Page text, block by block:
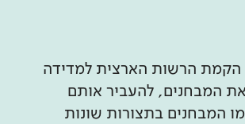
הקמת הרשות הארצית למדידה
החלה הרשות לפתח את המבחנים, להעביר אותם
ולנתח אותם. עד לשנת 2018/9, התקיימו המבחנים בתצורות שונות